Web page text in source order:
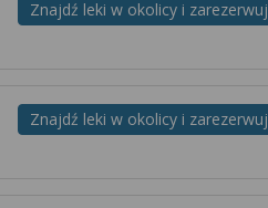
Znajdź leki w okolicy i zarezerwuj
Znajdź leki w okolicy i zarezerwuj